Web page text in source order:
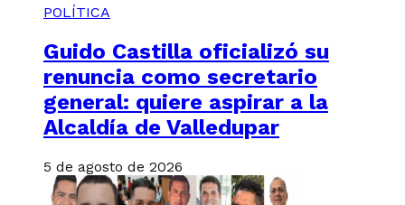
POLÍTICA
Guido Castilla oficializó su
renuncia como secretario
general: quiere aspirar a la
Alcaldía de Valledupar
5 de agosto de 2026